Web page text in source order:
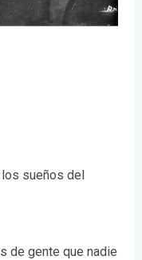
sueños del
de gente que nadie